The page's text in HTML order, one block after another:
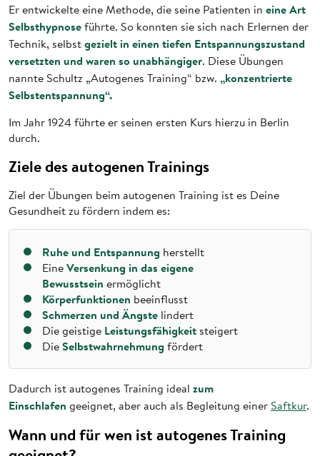
Er entwickelte eine Methode, die seine Patienten in eine Art
Selbsthypnoseführte. So konnten sie sich nach Erlernen der
Technik, selbstgezielt in einen tiefen Entspannungszustand
versetzten und waren so unabhängiger. Diese Übungen
nannte Schultz „Autogenes Training“ bzw. „konzentrierte
Selbstentspannung“.
Im Jahr 1924 führte er seinen ersten Kurs hierzu in Berlin
durch.
Ziele des autogenen Trainings
Ziel der Übungen beim autogenen Training ist es Deine
Gesundheit zu fördern indem es:
Ruhe und Entspannung herstellt
EineVersenkung in das eigene
Bewusstsein ermöglicht
Körperfunktionen beeinflusst
Schmerzen und Ängste lindert
Die geistige Leistungsfähigkeit steigert
DieSelbstwahrnehmung fördert
Dadurch ist autogenes Training ideal zum
Einschlafen geeignet, aber auch als Begleitung einer Saftkur.
Wann und für wen ist autogenes Training